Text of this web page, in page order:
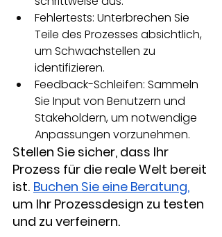
Fehlertests: Unterbrechen Sie
Teile des Prozesses absichtlich,
um Schwachstellen zu
identifizieren.
Feedback-Schleifen: Sammeln
Sie Input von Benutzern und
Stakeholdern, um notwendige
Anpassungen vorzunehmen.
Stellen Sie sicher, dass Ihr
Prozess für die reale Welt bereit
ist. Buchen Sie eine Beratung,
um Ihr Prozessdesign zu testen
und zu verfeinern.